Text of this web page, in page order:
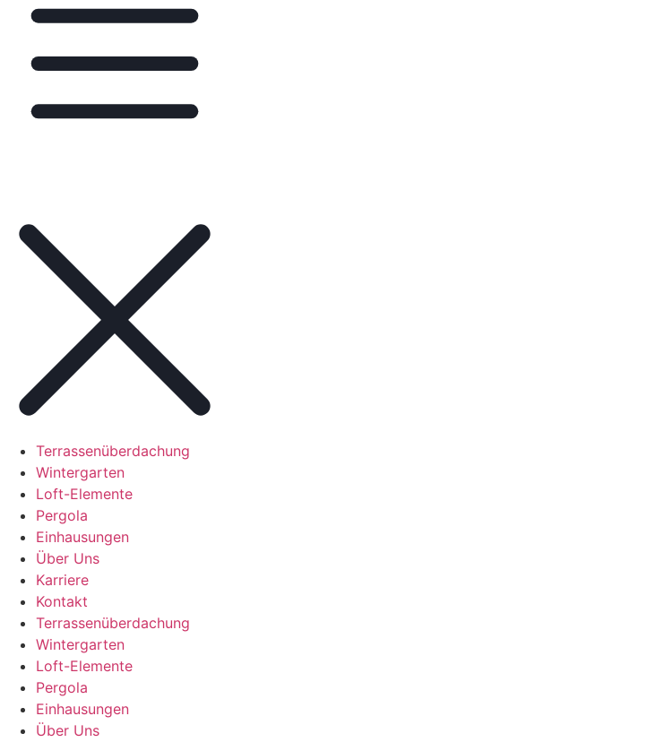
Terrassenüberdachung
Wintergarten
Loft-Elemente
Pergola
Einhausungen
Über Uns
Karriere
Kontakt
Terrassenüberdachung
Wintergarten
Loft-Elemente
Pergola
Einhausungen
Über Uns